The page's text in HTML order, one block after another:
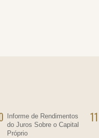
Informe de Rendimentos
do Juros Sobre o Capital
Próprio
11